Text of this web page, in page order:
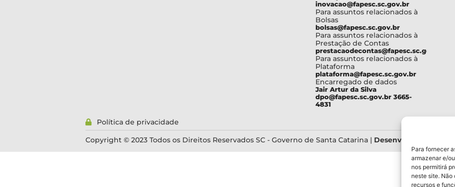
Para fornecer
armazenar e/
nos permitirá
neste site.
recursos e
inovacao@fapesc.sc.gov.br
Para assuntos relacionados à
Bolsas
bolsas@fapesc.sc.gov.br
Para assuntos relacionados à
Prestação de Contas
prestacaodecontas@fapesc.sc.gov.br
Para assuntos relacionados à
Plataforma
plataforma@fapesc.sc.gov.br
Encarregado de dados
Jair Artur da Silva
dpo@fapesc.sc.gov.br 3665-
4831
Política de privacidade
Copyright © 2023 Todos os Direitos Reservados SC - Governo de Santa Catarina | Desenvolvedor -